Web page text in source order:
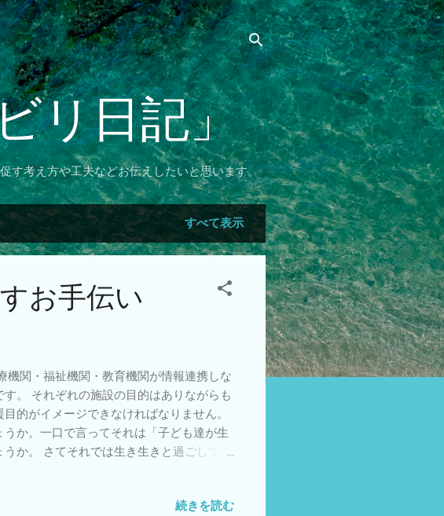
動
リ日記」
す考え方や工夫などお伝えしたいと思います。
すべて表示
お手伝い
機関・福祉機関・教育機関が情報連携しな
。 それぞれの施設の目的はありながらも
的がイメージできなければなりません。
か。一口で言ってそれは「子ども達が生
か。 さてそれでは生き生きと過ごしても
欲求を支援する比重が大きく、教育施設や
続きを読む